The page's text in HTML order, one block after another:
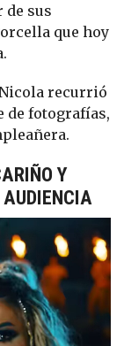
de sus
que hoy
recurrió
de fotografías,
Y
AUDIENCIA